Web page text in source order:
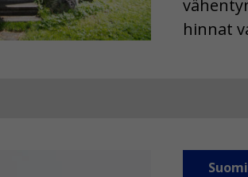
hinnat
Suomi